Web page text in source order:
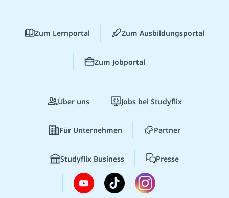
Zum Lernportal Zum Ausbildungsportal
Zum Jobportal
Über uns Jobs bei Studyflix
Für Unternehmen Partner
Studyflix Business Presse